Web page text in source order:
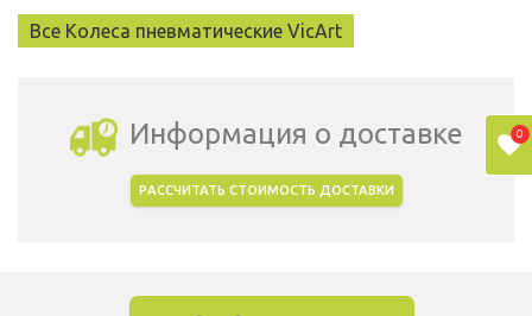
Все Колеса пневматические VicArt
Информация о доставке
РАССЧИТАТЬ СТОИМОСТЬ ДОСТАВКИ
0